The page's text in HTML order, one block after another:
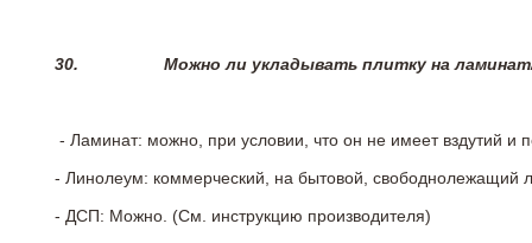
30. Можно ли укладывать плитку на
- Ламинат: можно, при условии, что он не имеет вздутий
- Линолеум: коммерческий, на бытовой, свободнолежащий
- ДСП: Можно. (См. инструкцию производителя)